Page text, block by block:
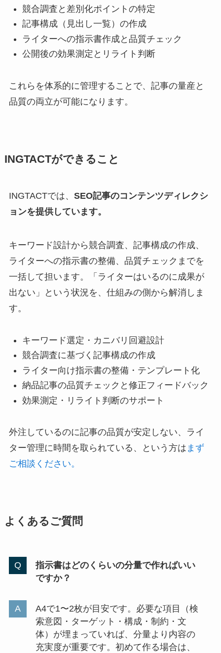
競合調査と差別化ポイントの特定
記事構成（見出し一覧）の作成
ライターへの指示書作成と品質チェック
公開後の効果測定とリライト判断
これらを体系的に管理することで、記事の量産と
品質の両立が可能になります。
INGTACTができること
INGTACTでは、 SEO記事のコンテンツディレクシ
ョンを提供しています。
キーワード設計から競合調査、記事構成の作成、
ライターへの指示書の整備、品質チェックまでを
一括して担います。「ライターはいるのに成果が
出ない」という状況を、仕組みの側から解消しま
す。
キーワード選定・カニバリ回避設計
競合調査に基づく記事構成の作成
ライター向け指示書の整備・テンプレート化
納品記事の品質チェックと修正フィードバック
効果測定・リライト判断のサポート
外注しているのに記事の品質が安定しない、ライ
ター管理に時間を取られている、という方は まず
ご相談ください。
よくあるご質問
指示書はどのくらいの分量で作ればいい
ですか？
A4で1〜2枚が目安です。必要な項目（検
索意図・ターゲット・構成・制約・文
体）が埋まっていれば、分量より内容の
充実度が重要です。初めて作る場合は、